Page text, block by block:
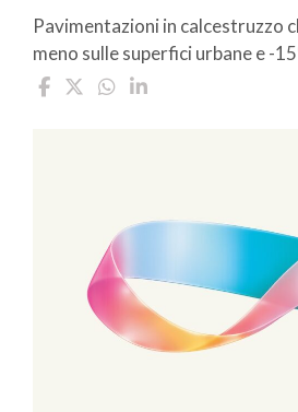
Pavimentazioni in calcestruzzo
meno sulle superfici urbane e -